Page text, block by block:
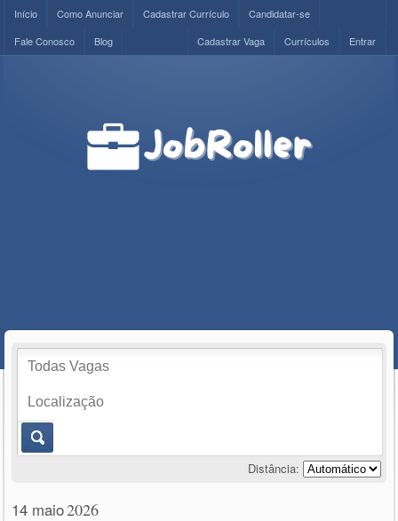
Início Como Anunciar Cadastrar Currículo
Candidatar-se
Fale Conosco
Blog Entrar
Currículos
Cadastrar Vaga
Distância:
14 maio2026